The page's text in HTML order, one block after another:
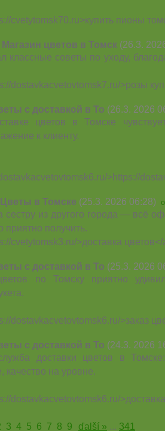
cvetytomsk70.ru>купить пионы
Магазин цветов в Томск (26.3.
классные советы по уходу,
dostavkacvetovtomsk7.ru/>розы
с доставкой в То (26.3. 2026
цветов в Томске
к клиенту.
>https://
Цветы в Томске (25.3. 2026 06:28)
сестру из другого города — всё
приятно получить.
cvetytomsk3.ru/>доставка цветов</
с доставкой в То (25.3. 2026
по Томску приятно
dostavkacvetovtomsk6.ru/>заказ
с доставкой в То (24.3. 2026
доставки цветов в
качество на уровне.
dostavkacvetovtomsk6.ru/
3 4 5 6 7 8 9 ďalší » ... 341